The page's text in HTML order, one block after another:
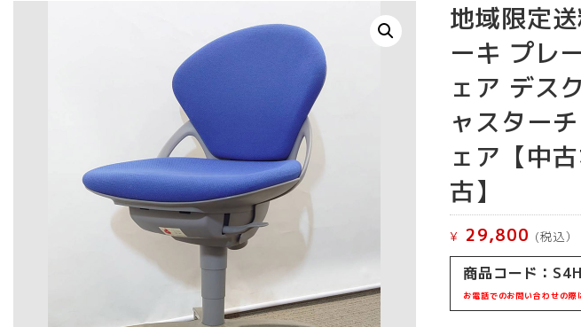
地域限定
ーキ プレ
ェア デス
ャスター
ェア【中
古】
¥ 29,800 (税込）
商品コード：
お電話でのお問い合わせの